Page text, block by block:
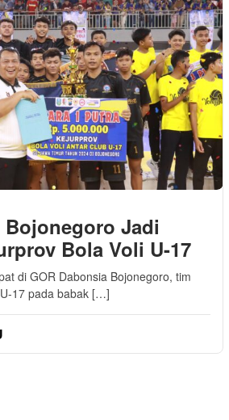
Bojonegoro Jadi
Bola Voli U-17
di GOR Dabonsia Bojonegoro, tim
17 pada babak […]